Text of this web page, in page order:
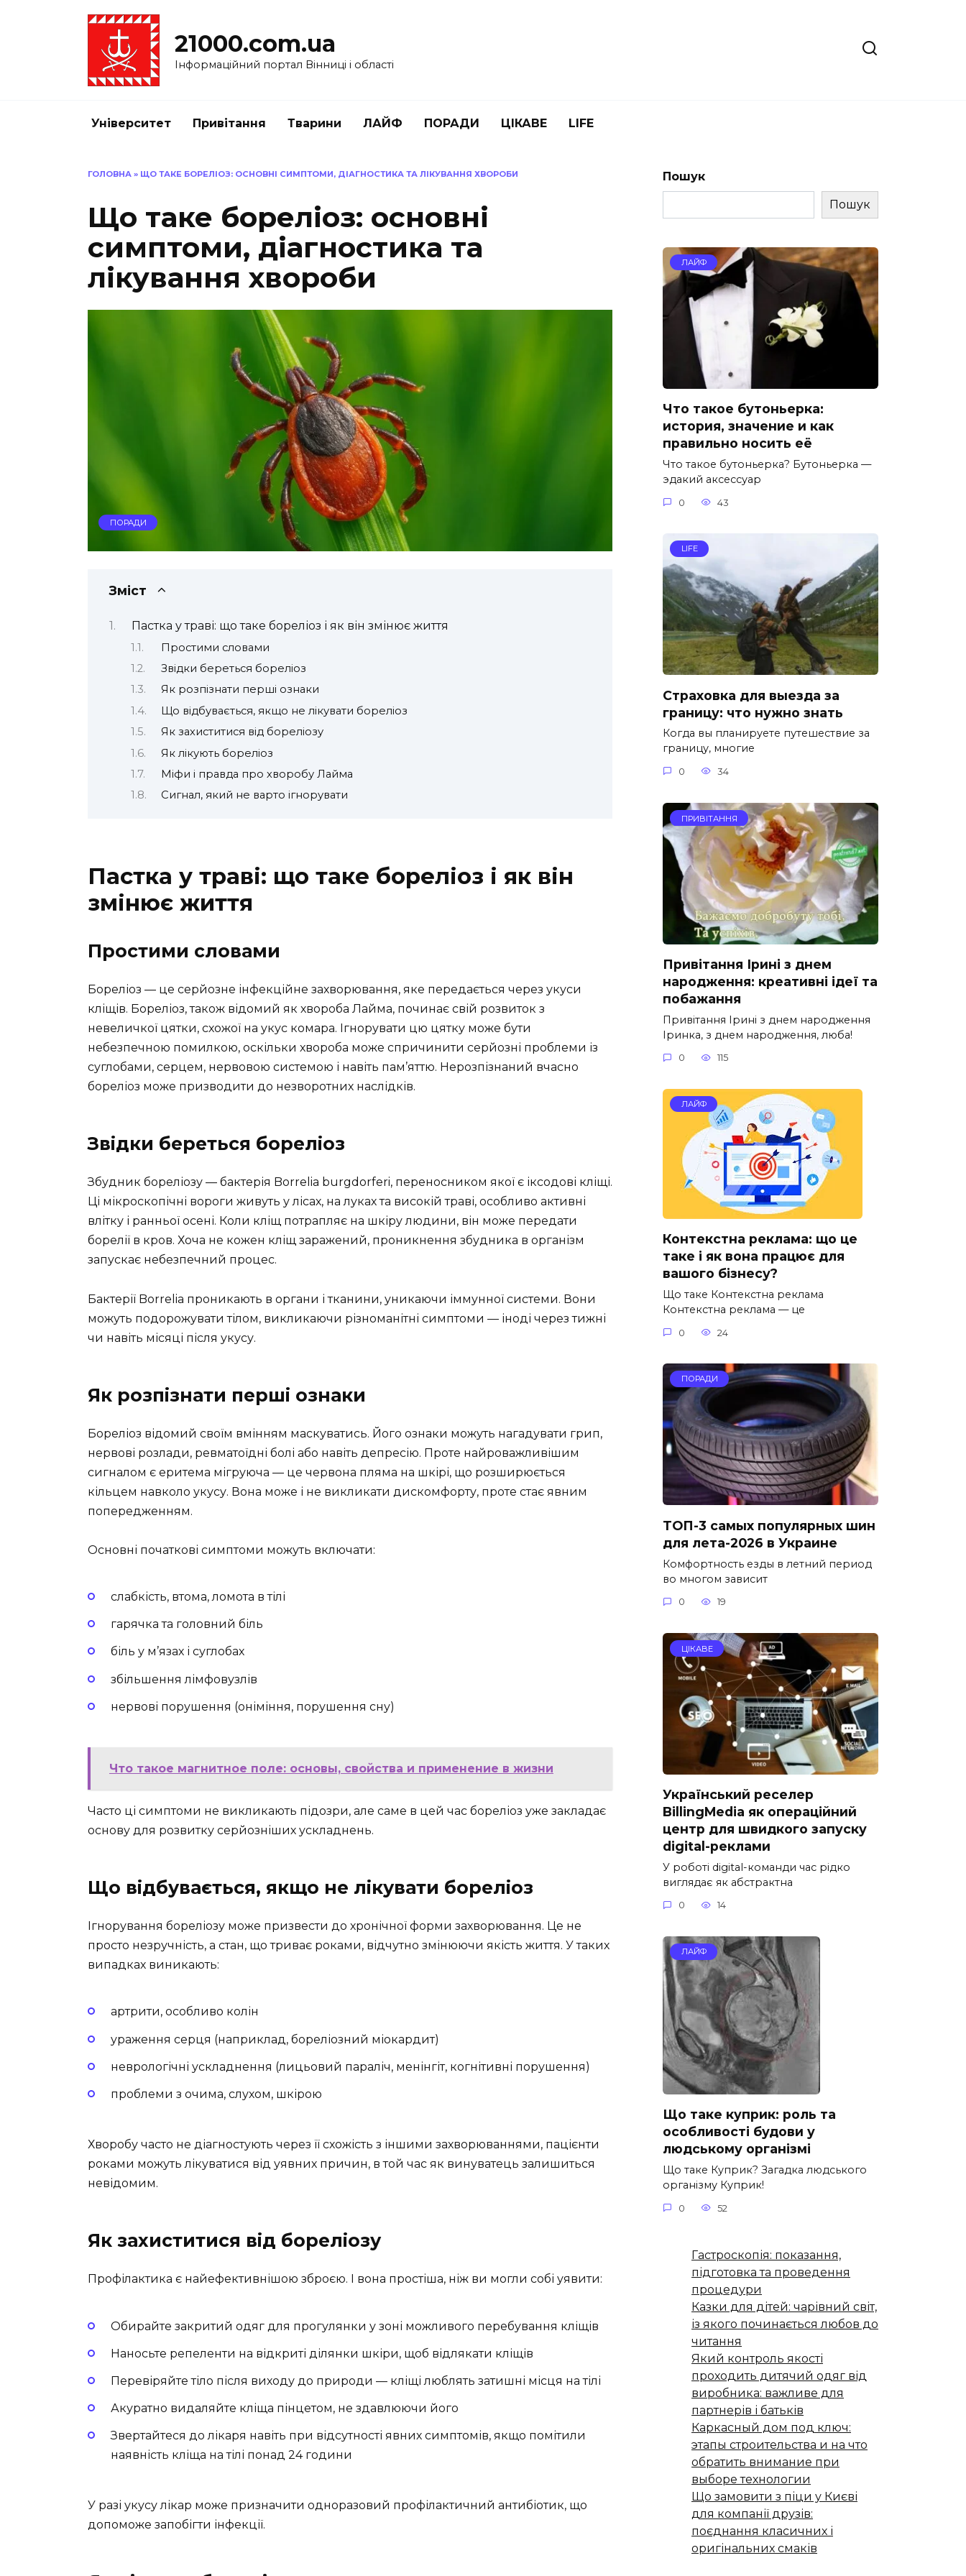
21000.com.ua
Інформаційний портал Вінниці і області
Університет Привітання Тварини ЛАЙФ ПОРАДИ ЦІКАВЕ LIFE
ГОЛОВНА » ЩО ТАКЕ БОРЕЛІОЗ: ОСНОВНІ СИМПТОМИ, ДІАГНОСТИКА ТА ЛІКУВАННЯ ХВОРОБИ
Що таке бореліоз: основні
симптоми, діагностика та
лікування хвороби
ПОРАДИ
Зміст
Пастка у траві: що таке бореліоз і як він змінює життя
Простими словами
Звідки береться бореліоз
Як розпізнати перші ознаки
Що відбувається, якщо не лікувати бореліоз
Як захиститися від бореліозу
Як лікують бореліоз
Міфи і правда про хворобу Лайма
Сигнал, який не варто ігнорувати
Пастка у траві: що таке бореліоз і як він
змінює життя
Простими словами
Бореліоз — це серйозне інфекційне захворювання, яке передається через укуси
кліщів. Бореліоз, також відомий як хвороба Лайма, починає свій розвиток з
невеличкої цятки, схожої на укус комара. Ігнорувати цю цятку може бути
небезпечною помилкою, оскільки хвороба може спричинити серйозні проблеми із
суглобами, серцем, нервовою системою і навіть пам’яттю. Нерозпізнаний вчасно
бореліоз може призводити до незворотних наслідків.
Звідки береться бореліоз
Збудник бореліозу — бактерія Borrelia burgdorferi, переносником якої є іксодові кліщі.
Ці мікроскопічні вороги живуть у лісах, на луках та високій траві, особливо активні
влітку і ранньої осені. Коли кліщ потрапляє на шкіру людини, він може передати
борелії в кров. Хоча не кожен кліщ заражений, проникнення збудника в організм
запускає небезпечний процес.
Бактерії Borrelia проникають в органи і тканини, уникаючи іммунної системи. Вони
можуть подорожувати тілом, викликаючи різноманітні симптоми — іноді через тижні
чи навіть місяці після укусу.
Як розпізнати перші ознаки
Бореліоз відомий своїм вмінням маскуватись. Його ознаки можуть нагадувати грип,
нервові розлади, ревматоїдні болі або навіть депресію. Проте найроважливішим
сигналом є еритема мігруюча — це червона пляма на шкірі, що розширюється
кільцем навколо укусу. Вона може і не викликати дискомфорту, проте стає явним
попередженням.
Основні початкові симптоми можуть включати:
слабкість, втома, ломота в тілі
гарячка та головний біль
біль у м’язах і суглобах
збільшення лімфовузлів
нервові порушення (оніміння, порушення сну)
Что такое магнитное поле: основы, свойства и применение в жизни
Часто ці симптоми не викликають підозри, але саме в цей час бореліоз уже закладає
основу для розвитку серйозніших ускладнень.
Що відбувається, якщо не лікувати бореліоз
Ігнорування бореліозу може призвести до хронічної форми захворювання. Це не
просто незручність, а стан, що триває роками, відчутно змінюючи якість життя. У таких
випадках виникають:
артрити, особливо колін
ураження серця (наприклад, бореліозний міокардит)
неврологічні ускладнення (лицьовий параліч, менінгіт, когнітивні порушення)
проблеми з очима, слухом, шкірою
Хворобу часто не діагностують через її схожість з іншими захворюваннями, пацієнти
роками можуть лікуватися від уявних причин, в той час як винуватець залишиться
невідомим.
Як захиститися від бореліозу
Профілактика є найефективнішою зброєю. І вона простіша, ніж ви могли собі уявити:
Обирайте закритий одяг для прогулянки у зоні можливого перебування кліщів
Наносьте репеленти на відкриті ділянки шкіри, щоб відлякати кліщів
Перевіряйте тіло після виходу до природи — кліщі люблять затишні місця на тілі
Акуратно видаляйте кліща пінцетом, не здавлюючи його
Звертайтеся до лікаря навіть при відсутності явних симптомів, якщо помітили
наявність кліща на тілі понад 24 години
У разі укусу лікар може призначити одноразовий профілактичний антибіотик, що
допоможе запобігти інфекції.
Пошук
Пошук
ЛАЙФ
Что такое бутоньерка:
история, значение и как
правильно носить её
Что такое бутоньерка? Бутоньерка —
эдакий аксессуар
0 43
LIFE
Страховка для выезда за
границу: что нужно знать
Когда вы планируете путешествие за
границу, многие
0 34
ПРИВІТАННЯ
Привітання Ірині з днем
народження: креативні ідеї та
побажання
Привітання Ірині з днем народження
Іринка, з днем народження, люба!
0 115
ЛАЙФ
Контекстна реклама: що це
таке і як вона працює для
вашого бізнесу?
Що таке Контекстна реклама
Контекстна реклама — це
0 24
ПОРАДИ
ТОП-3 самых популярных шин
для лета-2026 в Украине
Комфортность езды в летний период
во многом зависит
0 19
ЦІКАВЕ
Український реселер
BillingMedia як операційний
центр для швидкого запуску
digital-реклами
У роботі digital-команди час рідко
виглядає як абстрактна
0 14
ЛАЙФ
Що таке куприк: роль та
особливості будови у
людському організмі
Що таке Куприк? Загадка людського
організму Куприк!
0 52
Гастроскопія: показання,
підготовка та проведення
процедури
Казки для дітей: чарівний світ,
із якого починається любов до
читання
Який контроль якості
проходить дитячий одяг від
виробника: важливе для
партнерів і батьків
Каркасный дом под ключ:
этапы строительства и на что
обратить внимание при
выборе технологии
Що замовити з піци у Києві
для компанії друзів:
поєднання класичних і
оригінальних смаків